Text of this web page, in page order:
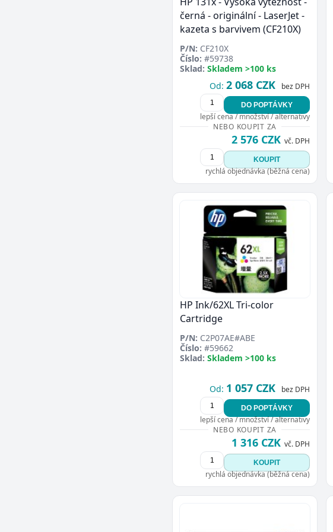
černá - originální - LaserJet -
kazeta s barvivem (CF210X)
P/N: CF210X
Číslo: #59738
Sklad: Skladem >100 ks
Od: 2 068 CZK bez DPH
DO POPTÁVKY
lepší cena / množství / alternativy
NEBO KOUPIT ZA
2 576 CZK vč. DPH
KOUPIT
rychlá objednávka (běžná cena)
HP Ink/62XL Tri-color
Cartridge
P/N: C2P07AE#ABE
Číslo: #59662
Sklad: Skladem >100 ks
Od: 1 057 CZK bez DPH
DO POPTÁVKY
lepší cena / množství / alternativy
NEBO KOUPIT ZA
1 316 CZK vč. DPH
KOUPIT
rychlá objednávka (běžná cena)